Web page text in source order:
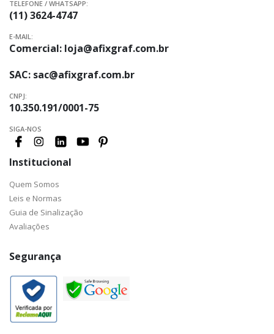
TELEFONE / WHATSAPP:
(11) 3624-4747
E-MAIL:
Comercial: loja@afixgraf.com.br
SAC: sac@afixgraf.com.br
CNPJ:
10.350.191/0001-75
SIGA-NOS
Institucional
Quem Somos
Leis e Normas
Guia de Sinalização
Avaliações
Segurança